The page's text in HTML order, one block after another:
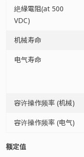
絶緣電阻(at 500
VDC)
机械寿命
电气寿命
容许操作频率 (机械)
容许操作频率 (电气)
额定值